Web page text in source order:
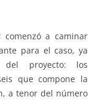
comenzó a caminar
para el caso, ya
del proyecto: los
que compone la
a tenor del número